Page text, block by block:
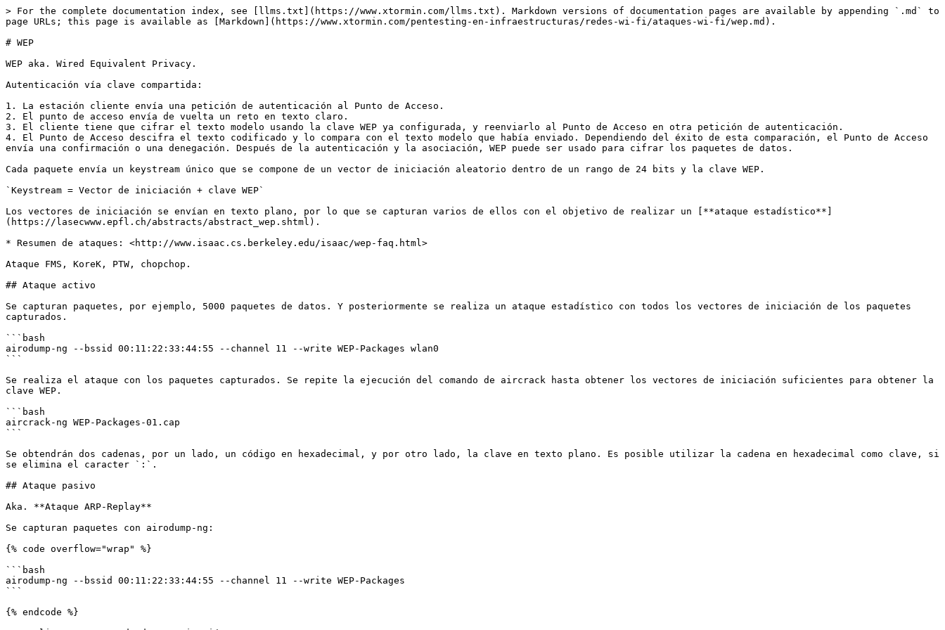
> For the complete documentation index, see [llms.txt](https://www.xtormin.com/llms.txt). Markdown versions of documentation pages are available by appending `.md` to
page URLs; this page is available as [Markdown](https://www.xtormin.com/pentesting-en-infraestructuras/redes-wi-fi/ataques-wi-fi/wep.md).
# WEP
WEP aka. Wired Equivalent Privacy.
Autenticación vía clave compartida:
1. La estación cliente envía una petición de autenticación al Punto de Acceso.
2. El punto de acceso envía de vuelta un reto en texto claro.
3. El cliente tiene que cifrar el texto modelo usando la clave WEP ya configurada, y reenviarlo al Punto de Acceso en otra petición de autenticación.
4. El Punto de Acceso descifra el texto codificado y lo compara con el texto modelo que había enviado. Dependiendo del éxito de esta comparación, el Punto de Acceso
envía una confirmación o una denegación. Después de la autenticación y la asociación, WEP puede ser usado para cifrar los paquetes de datos.
Cada paquete envía un keystream único que se compone de un vector de iniciación aleatorio dentro de un rango de 24 bits y la clave WEP.
`Keystream = Vector de iniciación + clave WEP`
Los vectores de iniciación se envían en texto plano, por lo que se capturan varios de ellos con el objetivo de realizar un [**ataque estadístico**]
(https://lasecwww.epfl.ch/abstracts/abstract_wep.shtml).
* Resumen de ataques: <http://www.isaac.cs.berkeley.edu/isaac/wep-faq.html>
Ataque FMS, KoreK, PTW, chopchop.
## Ataque activo
Se capturan paquetes, por ejemplo, 5000 paquetes de datos. Y posteriormente se realiza un ataque estadístico con todos los vectores de iniciación de los paquetes
capturados.
```bash
airodump-ng --bssid 00:11:22:33:44:55 --channel 11 --write WEP-Packages wlan0
```
Se realiza el ataque con los paquetes capturados. Se repite la ejecución del comando de aircrack hasta obtener los vectores de iniciación suficientes para obtener la
clave WEP.
```bash
aircrack-ng WEP-Packages-01.cap
```
Se obtendrán dos cadenas, por un lado, un código en hexadecimal, y por otro lado, la clave en texto plano. Es posible utilizar la cadena en hexadecimal como clave, si
se elimina el caracter `:`.
## Ataque pasivo
Aka. **Ataque ARP-Replay**
Se capturan paquetes con airodump-ng:
{% code overflow="wrap" %}
```bash
airodump-ng --bssid 00:11:22:33:44:55 --channel 11 --write WEP-Packages
```
{% endcode %}